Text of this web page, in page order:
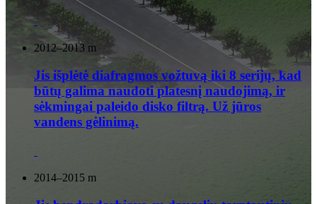
2012–2013 m
Jis išplėtė diafragmos vožtuvą iki 8 serijų, kad
būtų galima naudoti platesnį naudojimą, ir
sėkmingai paleido disko filtrą. Už jūros
vandens gėlinimą.
2014–2015 m